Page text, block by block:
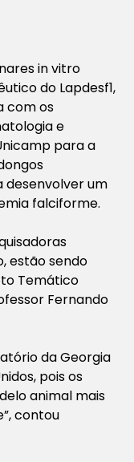
in vitro
do Lapdesf1,
com os
e
para a
um
falciforme.
estão sendo
Temático
Fernando
da Georgia
pois os
animal mais
contou